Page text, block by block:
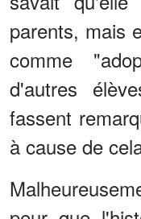
parents, mais
comme
d'autres
fassent
à cause de